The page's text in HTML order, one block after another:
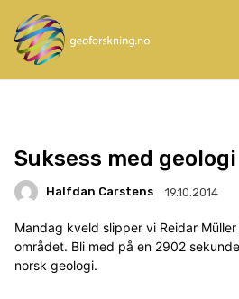
Suksess med geologi
Halfdan Carstens 19.10.2014
Mandag kveld slipper vi Reidar
området. Bli med på en 2902
norsk geologi.